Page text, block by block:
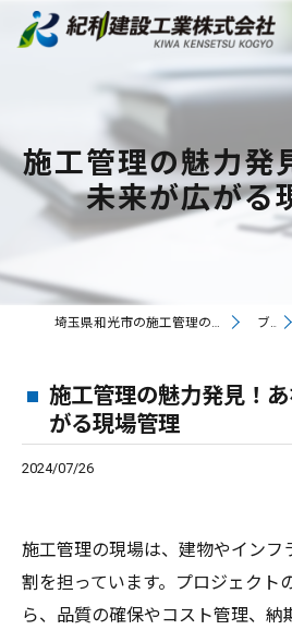
施工管理の魅力発
未来が広がる
埼玉県和光市の施工管理の求人なら紀和建設工業株式会社 ブログ
施工管理の魅力発見！
がる現場管理
2024/07/26
施工管理の現場は、建物やインフ
割を担っています。プロジェクト
ら、品質の確保やコスト管理、納